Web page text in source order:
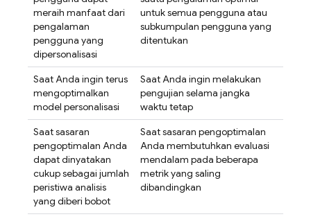
meraih manfaat dari
pengalaman
pengguna yang
dipersonalisasi
untuk semua pengguna atau
subkumpulan pengguna yang
ditentukan
Saat Anda ingin terus
mengoptimalkan
model personalisasi
Saat Anda ingin melakukan
pengujian selama jangka
waktu tetap
Saat sasaran
pengoptimalan Anda
dapat dinyatakan
cukup sebagai jumlah
peristiwa analisis
yang diberi bobot
Saat sasaran pengoptimalan
Anda membutuhkan evaluasi
mendalam pada beberapa
metrik yang saling
dibandingkan